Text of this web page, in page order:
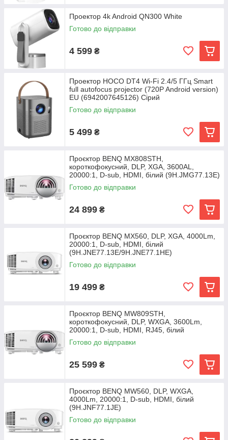
Проектор 4k Android QN300 White
Готово до відправки
4 599 ₴
Проектор HOCO DT4 Wi-Fi 2.4/5 ГГц Smart
full autofocus projector (720P Android version)
EU (6942007645126) Сірий
Готово до відправки
5 499 ₴
Проєктор BENQ MX808STH,
короткофокусний, DLP, XGA, 3600AL,
20000:1, D-sub, HDMI, білий (9H.JMG77.13E)
Готово до відправки
24 899 ₴
Проєктор BENQ MX560, DLP, XGA, 4000Lm,
20000:1, D-sub, HDMI, білий
(9H.JNE77.13E/9H.JNE77.1HE)
Готово до відправки
19 499 ₴
Проєктор BENQ MW809STH,
короткофокусний, DLP, WXGA, 3600Lm,
20000:1, D-sub, HDMI, RJ45, білий
(9H.JMF77.13E)
Готово до відправки
25 599 ₴
Проєктор BENQ MW560, DLP, WXGA,
4000Lm, 20000:1, D-sub, HDMI, білий
(9H.JNF77.1JE)
Готово до відправки